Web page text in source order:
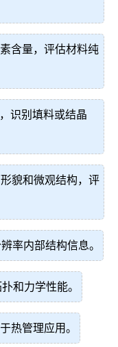
含量，评估材料纯
识别填料或结晶
貌和微观结构，评
率内部结构信息。
和力学性能。
热管理应用。